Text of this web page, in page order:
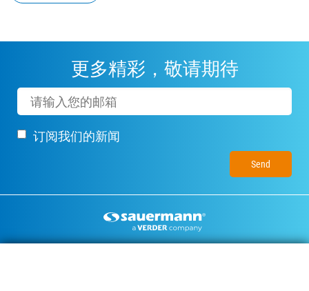
更多精彩，敬请期待
Email
订阅我们的新闻